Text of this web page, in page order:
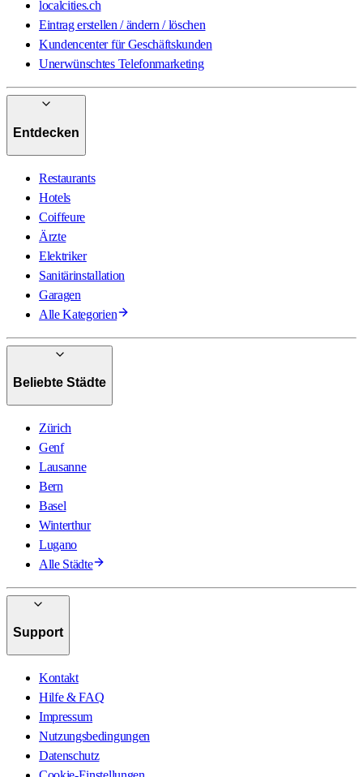
localcities.ch
Eintrag erstellen / ändern / löschen
Kundencenter für Geschäftskunden
Unerwünschtes Telefonmarketing
Entdecken
Restaurants
Hotels
Coiffeure
Ärzte
Elektriker
Sanitärinstallation
Garagen
Alle Kategorien
Beliebte Städte
Zürich
Genf
Lausanne
Bern
Basel
Winterthur
Lugano
Alle Städte
Support
Kontakt
Hilfe & FAQ
Impressum
Nutzungsbedingungen
Datenschutz